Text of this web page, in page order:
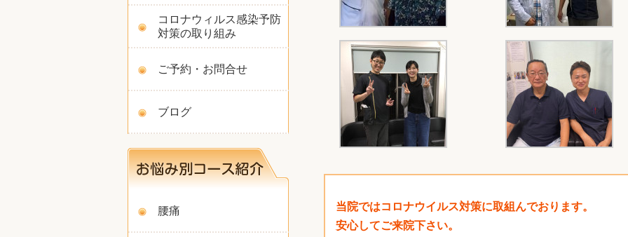
コロナウィルス感染予防
対策の取り組み
ご予約・お問合せ
ブログ
腰痛
当院ではコロナウイルス対策に取組んでおります。
安心してご来院下さい。